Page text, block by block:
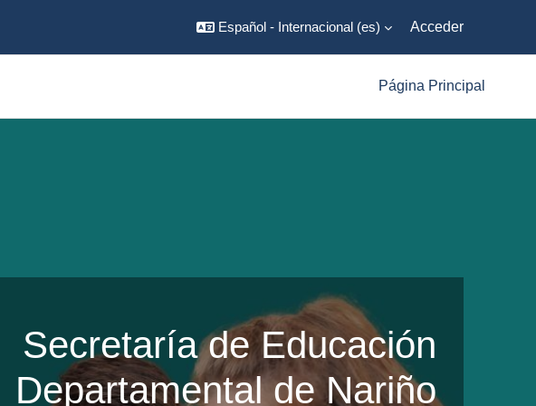
Español - Internacional ‎(es)‎ Acceder
Página Principal
Secretaría de Educación
Departamental de Nariño